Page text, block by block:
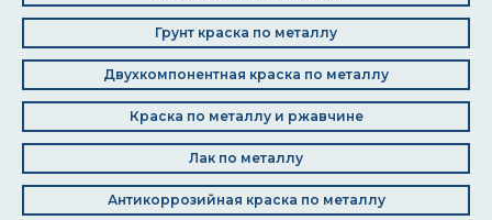
Грунт краска по металлу
Двухкомпонентная краска по металлу
Краска по металлу и ржавчине
Лак по металлу
Антикоррозийная краска по металлу